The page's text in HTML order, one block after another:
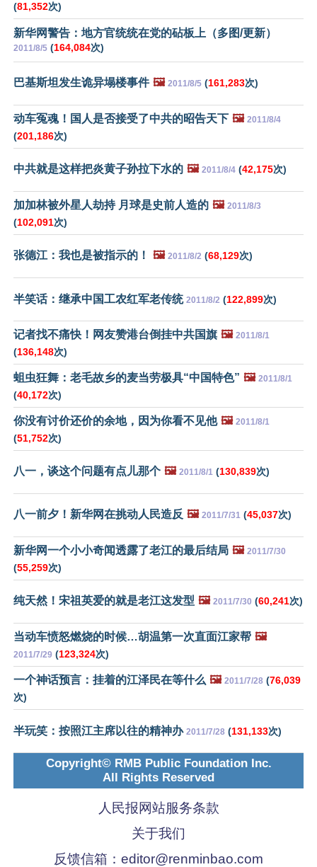
(81,352次)
新华网警告：地方官统统在党的砧板上（多图/更新）
2011/8/5 (164,084次)
巴基斯坦发生诡异塌楼事件 🖼️ 2011/8/5 (161,283次)
动车冤魂！国人是否接受了中共的昭告天下 🖼️ 2011/8/4
(201,186次)
中共就是这样把炎黄子孙拉下水的 🖼️ 2011/8/4 (42,175次)
加加林被外星人劫持 月球是史前人造的 🖼️ 2011/8/3
(102,091次)
张德江：我也是被指示的！ 🖼️ 2011/8/2 (68,129次)
半笑话：继承中国工农红军老传统 2011/8/2 (122,899次)
记者找不痛快！网友赞港台倒挂中共国旗 🖼️ 2011/8/1
(136,148次)
蛆虫狂舞：老毛故乡的麦当劳极具“中国特色” 🖼️ 2011/8/1
(40,172次)
你没有讨价还价的余地，因为你看不见他 🖼️ 2011/8/1
(51,752次)
八一，谈这个问题有点儿那个 🖼️ 2011/8/1 (130,839次)
八一前夕！新华网在挑动人民造反 🖼️ 2011/7/31 (45,037次)
新华网一个小小奇闻透露了老江的最后结局 🖼️ 2011/7/30
(55,259次)
纯天然！宋祖英爱的就是老江这发型 🖼️ 2011/7/30 (60,241次)
当动车愤怒燃烧的时候…胡温第一次直面江家帮 🖼️
2011/7/29 (123,324次)
一个神话预言：挂着的江泽民在等什么 🖼️ 2011/7/28 (76,039
次)
半玩笑：按照江主席以往的精神办 2011/7/28 (131,133次)
Copyright© RMB Public Foundation Inc.
All Rights Reserved
人民报网站服务条款
关于我们
反馈信箱： editor@renminbao.com